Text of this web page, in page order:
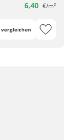
6,40 €/m²
vergleichen